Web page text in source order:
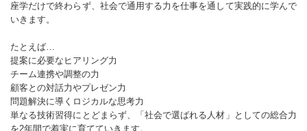
座学だけで終わらず、社会で通用する力を仕事を通して実践的に学んで
いきます。
たとえば…
提案に必要なヒアリング力
チーム連携や調整の力
顧客との対話力やプレゼン力
問題解決に導くロジカルな思考力
単なる技術習得にとどまらず、「社会で選ばれる人材」としての総合力
を2年間で着実に育てていきます。